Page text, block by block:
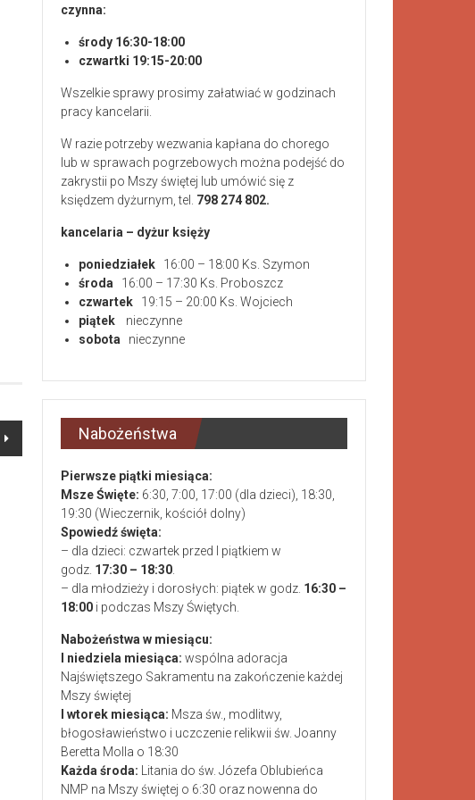
czynna:
środy 16:30-18:00
czwartki 19:15-20:00
Wszelkie sprawy prosimy załatwiać w godzinach
pracy kancelarii.
W razie potrzeby wezwania kapłana do chorego
lub w sprawach pogrzebowych można podejść do
zakrystii po Mszy świętej lub umówić się z
księdzem dyżurnym, tel.
798 274 802.
kancelaria – dyżur księży
poniedziałek 16:00 – 18:00 Ks. Szymon
środa 16:00 – 17:30 Ks. Proboszcz
czwartek 19:15 – 20:00 Ks. Wojciech
piątek
nieczynne
sobota nieczynne
Nabożeństwa
Pierwsze piątki miesiąca:
Msze Święte: 6:30, 7:00, 17:00 (dla dzieci), 18:30,
19:30 (Wieczernik, kościół dolny)
Spowiedź święta:
– dla dzieci: czwartek przed I piątkiem w
godz. 17:30 – 18:30
– dla młodzieży i dorosłych: piątek w godz. 16:30 –
18:00 i podczas Mszy Świętych.
Nabożeństwa w miesiącu:
I niedziela miesiąca: wspólna adoracja
Najświętszego Sakramentu na zakończenie każdej
Mszy świętej
I wtorek miesiąca: Msza św., modlitwy,
błogosławieństwo i uczczenie relikwii św. Joanny
Beretta Molla o 18:30
Każda środa: Litania do św. Józefa Oblubieńca
NMP na Mszy świętej o 6:30 oraz nowenna do